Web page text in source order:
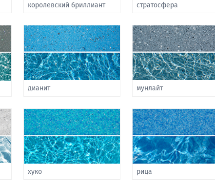
королевский бриллиант стратосфера
дианит мунлайт
хуко рица